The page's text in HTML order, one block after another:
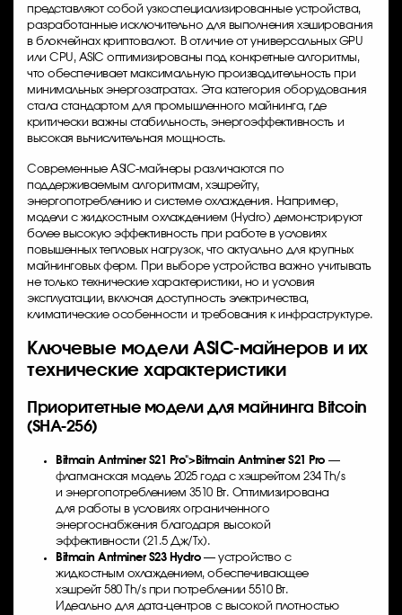
представляют собой узкоспециализированные устройства,
разработанные исключительно для выполнения хэширования
в блокчейнах криптовалют. В отличие от универсальных GPU
или CPU, ASIC оптимизированы под конкретные алгоритмы,
что обеспечивает максимальную производительность при
минимальных энергозатратах. Эта категория оборудования
стала стандартом для промышленного майнинга, где
критически важны стабильность, энергоэффективность и
высокая вычислительная мощность.
Современные ASIC-майнеры различаются по
поддерживаемым алгоритмам, хэшрейту,
энергопотреблению и системе охлаждения. Например,
модели с жидкостным охлаждением (Hydro) демонстрируют
более высокую эффективность при работе в условиях
повышенных тепловых нагрузок, что актуально для крупных
майнинговых ферм. При выборе устройства важно учитывать
не только технические характеристики, но и условия
эксплуатации, включая доступность электричества,
климатические особенности и требования к инфраструктуре.
Ключевые модели ASIC-майнеров и их
технические характеристики
Приоритетные модели для майнинга Bitcoin
(SHA-256)
Bitmain Antminer S21 Pro">Bitmain Antminer S21 Pro —
флагманская модель 2025 года с хэшрейтом 234 Th/s
и энергопотреблением 3510 Вт. Оптимизирована
для работы в условиях ограниченного
энергоснабжения благодаря высокой
эффективности (21.5 Дж/Тх).
Bitmain Antminer S23 Hydro— устройство с
жидкостным охлаждением, обеспечивающее
хэшрейт 580 Th/s при потреблении 5510 Вт.
Идеально для дата-центров с высокой плотностью